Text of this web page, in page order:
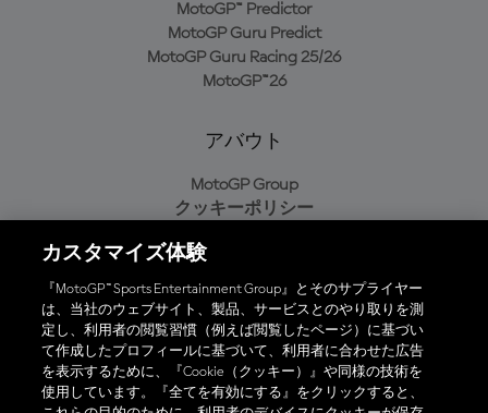
MotoGP™ Predictor
MotoGP Guru Predict
MotoGP Guru Racing 25/26
MotoGP™26
アバウト
MotoGP Group
クッキーポリシー
プライバシーポリシー
購入ポリシー
オフィシャルアプリ
カスタマイズ体験
『MotoGP™ Sports Entertainment Group』とそのサプライヤー
は、当社のウェブサイト、製品、サービスとのやり取りを測
定し、利用者の閲覧習慣（例えば閲覧したページ）に基づい
て作成したプロフィールに基づいて、利用者に合わせた広告
を表示するために、『Cookie（クッキー）』や同様の技術を
使用しています。『全てを有効にする』をクリックすると、